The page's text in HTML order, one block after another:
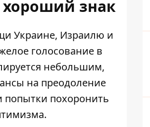
хороший знак
Украине, Израилю и
голосование в
небольшим,
на преодоление
попытки похоронить